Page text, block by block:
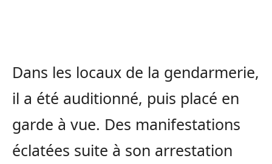
Dans les locaux de la gendarmerie,
il a été auditionné, puis placé en
garde à vue. Des manifestations
éclatées suite à son arrestation